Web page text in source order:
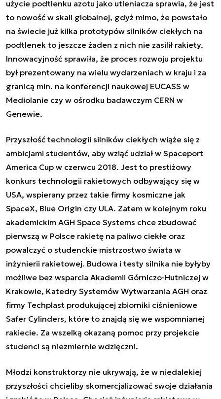
użycie podtlenku azotu jako utleniacza sprawia, że jest
to nowość w skali globalnej, gdyż mimo, że powstało
na świecie już kilka prototypów silników ciekłych na
podtlenek to jeszcze żaden z nich nie zasilił rakiety.
Innowacyjność sprawiła, że proces rozwoju projektu
był prezentowany na wielu wydarzeniach w kraju i za
granicą min. na konferencji naukowej EUCASS w
Mediolanie czy w ośrodku badawczym CERN w
Genewie.
Przyszłość technologii silników ciekłych wiąże się z
ambicjami studentów, aby wziąć udział w Spaceport
America Cup w czerwcu 2018. Jest to prestiżowy
konkurs technologii rakietowych odbywający się w
USA, wspierany przez takie firmy kosmiczne jak
SpaceX, Blue Origin czy ULA. Zatem w kolejnym roku
akademickim AGH Space Systems chce zbudować
pierwszą w Polsce rakietę na paliwo ciekłe oraz
powalczyć o studenckie mistrzostwo świata w
inżynierii rakietowej. Budowa i testy silnika nie byłyby
możliwe bez wsparcia Akademii Górniczo-Hutniczej w
Krakowie, Katedry Systemów Wytwarzania AGH oraz
firmy Techplast produkującej zbiorniki ciśnieniowe
Safer Cylinders, które to znajdą się we wspomnianej
rakiecie. Za wszelką okazaną pomoc przy projekcie
studenci są niezmiernie wdzięczni.
Młodzi konstruktorzy nie ukrywają, że w niedalekiej
przyszłości chcieliby skomercjalizować swoje działania